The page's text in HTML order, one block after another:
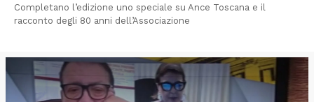
Completano l’edizione uno speciale su Ance Toscana e il
racconto degli 80 anni dell’Associazione